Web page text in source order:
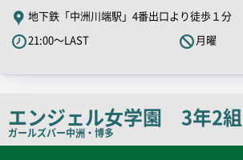
舗
PR
キ
コ
ピ
地下鉄「中洲川端駅」4番出口より徒歩１分
21:00～LAST
月曜
エンジェル女学園 3年2組
ガールズバー中洲・博多
店